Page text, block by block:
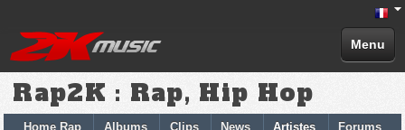
Menu
Rap2K : Rap, Hip Hop
Home Rap Albums Clips News Artistes Forums